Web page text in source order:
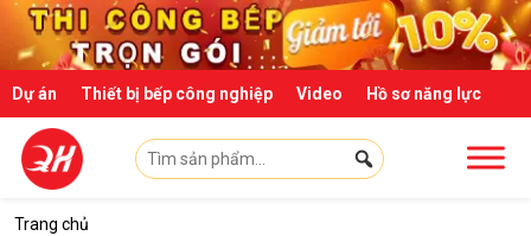
Skip to main content
Dự án Thiết bị bếp công nghiệp Video Hồ sơ năng lực
Trang chủ